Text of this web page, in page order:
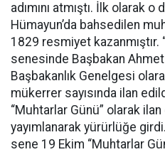
adımını atmıştı. İlk olarak
Hümayun’da bahsedilen
1829 resmiyet kazanmıştır.
senesinde Başbakan
Başbakanlık Genelgesi
mükerrer sayısında ilan
“Muhtarlar Günü” olarak
yayımlanarak yürürlüğe
sene 19 Ekim “Muhtarlar